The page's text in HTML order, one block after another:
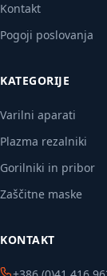
Kontakt
Pogoji poslovanja
KATEGORIJE
Varilni aparati
Plazma rezalniki
Gorilniki in pribor
Zaščitne maske
KONTAKT